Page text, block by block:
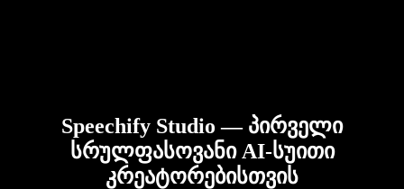
Speechify Studio — პირველი
სრულფასოვანი AI-სუითი
კრეატორებისთვის